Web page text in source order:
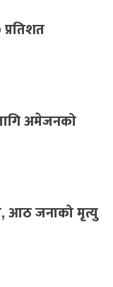
अमेजनको
आठ जनाको मृत्यु